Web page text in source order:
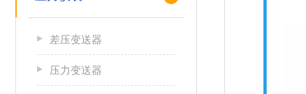
差压变送器
压力变送器